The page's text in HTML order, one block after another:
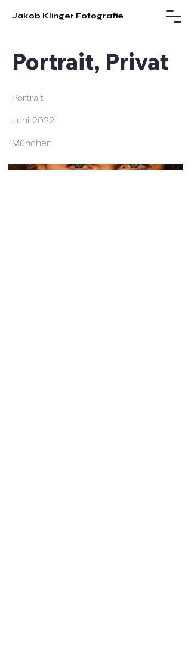
Jakob Klinger Fotografie
Portrait, Privat
Portrait
Juni 2022
München